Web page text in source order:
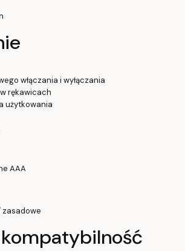
włączania i wyłączania
w rękawicach
użytkowania
AAA
zasadowe